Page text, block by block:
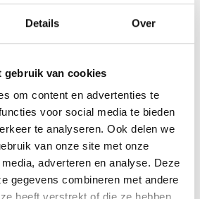
Details Over
gebruik van cookies
om content en advertenties te
voor social media te bieden
te analyseren. Ook delen we
van onze site met onze
adverteren en analyse. Deze
gegevens combineren met andere
mm
aan winkelwagen
aan offerte